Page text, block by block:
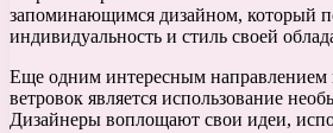
запоминающимся дизайном, который
индивидуальность и стиль своей
Еще одним интересным направлением
ветровок является использование
Дизайнеры воплощают свои идеи,